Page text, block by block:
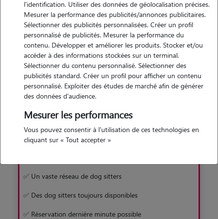
Je découvre
Pourquoi préférer Animaute à la pension
Avec Animaute
✅ Garde familiale sans box
✅ Un vaste réseau de dog sitters
✅ Des dog sitters toujours disponibles
✅ Réservation dernière minute possible
l'identification. Utiliser des données de géolocalisation précises.
Mesurer la performance des publicités/annonces publicitaires.
Sélectionner des publicités personnalisées. Créer un profil
personnalisé de publicités. Mesurer la performance du
contenu. Développer et améliorer les produits. Stocker et/ou
accéder à des informations stockées sur un terminal.
Sélectionner du contenu personnalisé. Sélectionner des
publicités standard. Créer un profil pour afficher un contenu
personnalisé. Exploiter des études de marché afin de générer
des données d'audience.
Mesurer les performances
Vous pouvez consentir à l'utilisation de ces technologies en
cliquant sur « Tout accepter »